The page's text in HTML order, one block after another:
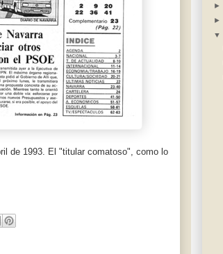
de 1993. El "titular comatoso", como lo
►
►
▼